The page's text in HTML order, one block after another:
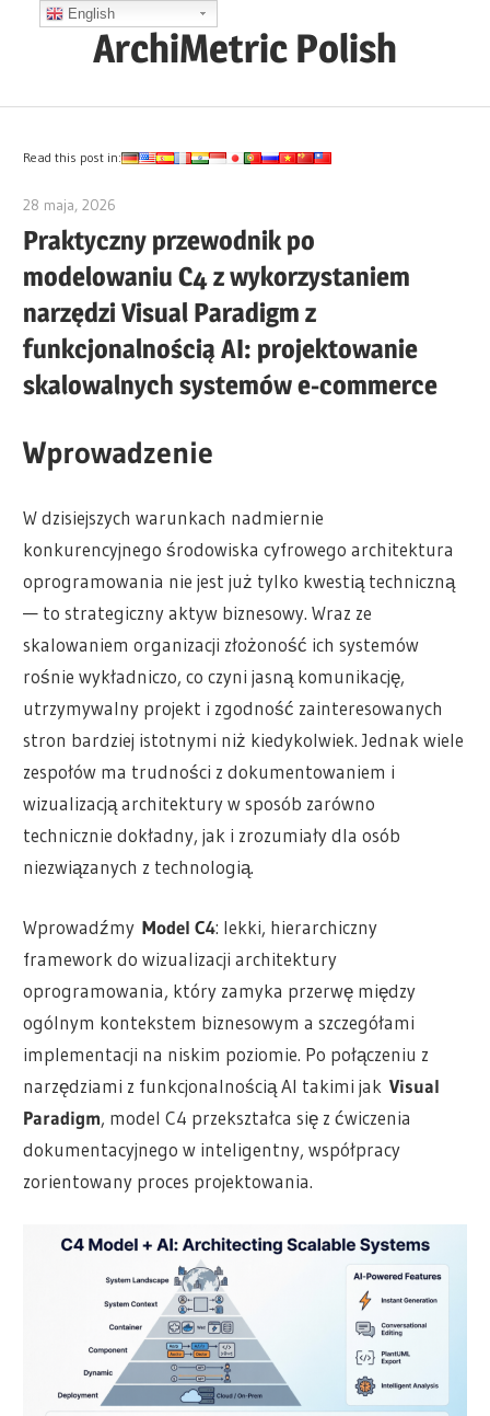
ArchiMetric Polish
Ops,
Agile
and
More
Read this post in:
28 maja, 2026
Praktyczny przewodnik po
modelowaniu C4 z wykorzystaniem
narzędzi Visual Paradigm z
funkcjonalnością AI: projektowanie
skalowalnych systemów e-commerce
Wprowadzenie
W dzisiejszych warunkach nadmiernie
konkurencyjnego środowiska cyfrowego architektura
oprogramowania nie jest już tylko kwestią techniczną
— to strategiczny aktyw biznesowy. Wraz ze
skalowaniem organizacji złożoność ich systemów
rośnie wykładniczo, co czyni jasną komunikację,
utrzymywalny projekt i zgodność zainteresowanych
stron bardziej istotnymi niż kiedykolwiek. Jednak wiele
zespołów ma trudności z dokumentowaniem i
wizualizacją architektury w sposób zarówno
technicznie dokładny, jak i zrozumiały dla osób
niezwiązanych z technologią.
WprowadźmyModel C4: lekki, hierarchiczny
framework do wizualizacji architektury
oprogramowania, który zamyka przerwę między
ogólnym kontekstem biznesowym a szczegółami
implementacji na niskim poziomie. Po połączeniu z
narzędziami z funkcjonalnością AI takimi jakVisual
Paradigm, model C4 przekształca się z ćwiczenia
dokumentacyjnego w inteligentny, współpracy
zorientowany proces projektowania.
English